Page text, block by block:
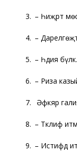
3. Һиҗрәт –
4.
5. Һәдия – бүләк.
6. Риза казый
7. Әфкяр
8. Тәклиф
9. Истифәдә